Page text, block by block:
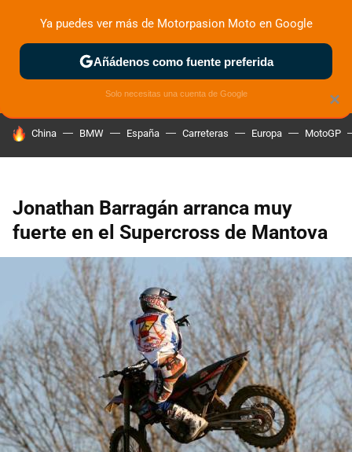
ZONA DE PRUEBAS DEPORTIVAS MOTOS ELÉCTRICAS
HOY SE HABLA DE
China BMW España Carreteras Europa MotoGP
Jonathan Barragán arranca muy
fuerte en el Supercross de Mantova
×
Ya puedes ver más de Motorpasion Moto en Google
Añádenos como fuente preferida
Solo necesitas una cuenta de Google